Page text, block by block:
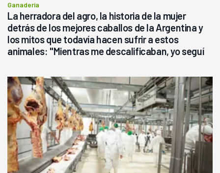
Ganadería
La herradora del agro, la historia de la mujer
detrás de los mejores caballos de la Argentina y
los mitos que todavía hacen sufrir a estos
animales: "Mientras me descalificaban, yo seguí